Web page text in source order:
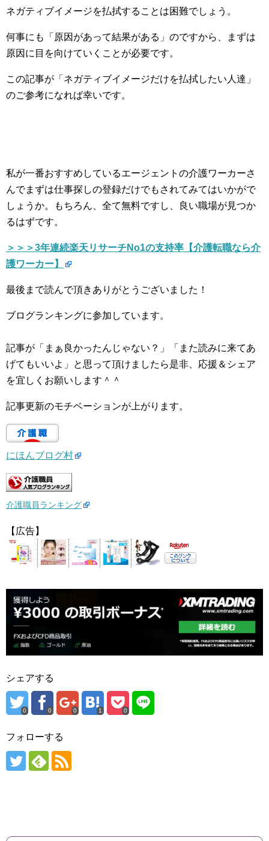
ネガティブイメージを払拭することは困難でしょう。
何事にも「原因があって結果がある」のですから、まずは
原因に目を向けていくことが必要です。
この記事が「ネガティブイメージだけを払拭したい人達」
のご参考になれば幸いです。
私が一番おすすめしているエージェントの介護ワーカーさ
んでまずは仕事探しの登録だけでもされてみてはいかがで
しょうか。もちろん、全て無料ですし、良い職場が見つか
るはずです。
＞＞＞3年連続楽天リサーチNo1の支持率【介護転職なら介
護ワーカー】
最後まで読んで頂きありがとうございました！
ブログランキングに参加しています。
記事が「まぁ良かったんじゃない？」「また読みに来てあ
げてもいいよ」と思って頂けましたら是非、応援＆シェア
を宜しくお願いします＾＾
記事更新のモチベーションが上がります。
にほんブログ村
介護職員ランキング
【広告】
シェアする
0 0 0 1 0
フォローする